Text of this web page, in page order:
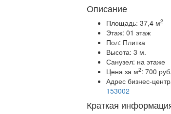
Описание
Площадь: 37,4 м2
Этаж: 01 этаж
Пол: Плитка
Высота: 3 м.
Санузел: на этаже
Цена за м2: 700 руб.
Адрес бизнес-
153002
Краткая